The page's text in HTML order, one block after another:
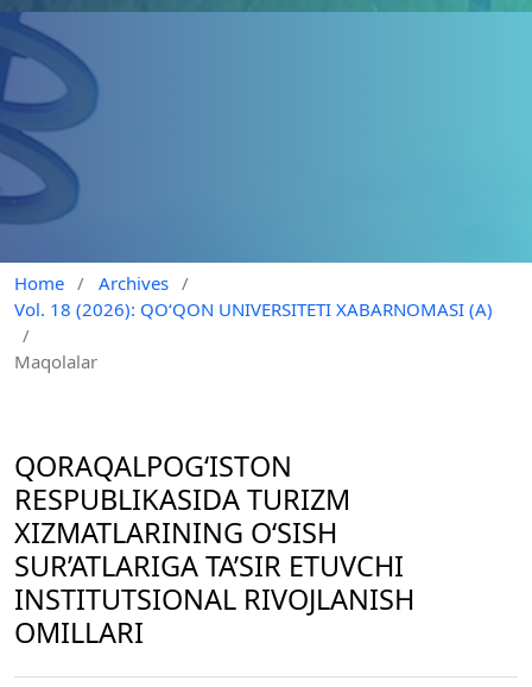
Home / Archives /
Vol. 18 (2026): QO‘QON UNIVERSITETI XABARNOMASI (A)
/
Maqolalar
QORAQALPOG‘ISTON
RESPUBLIKASIDA TURIZM
XIZMATLARINING O‘SISH
SUR’ATLARIGA TA’SIR ETUVCHI
INSTITUTSIONAL RIVOJLANISH
OMILLARI